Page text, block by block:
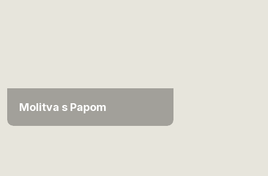
Molitva s Papom